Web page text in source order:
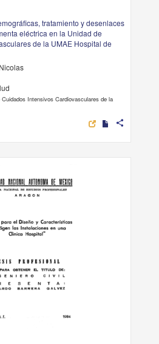
tratamiento y desenlaces
eléctrica en la Unidad de
de la UMAE Hospital de
Intensivos Cardiovasculares de la
share